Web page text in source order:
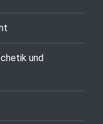
und